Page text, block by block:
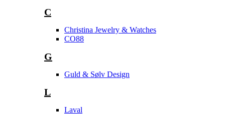
C
Christina Jewelry & Watches
CO88
G
Guld & Sølv Design
L
Laval